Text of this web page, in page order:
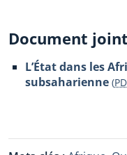
Document joint
L’État dans les
subsaharienne (